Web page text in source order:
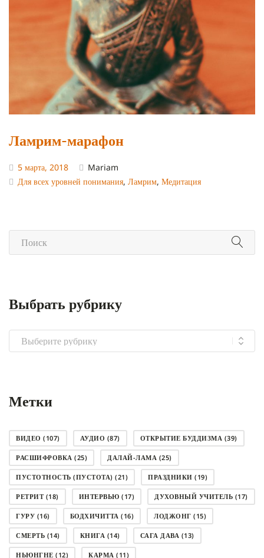
Ламрим-марафон
5 марта, 2018
Mariam
Для всех уровней понимания, Ламрим, Медитация
Выбрать рубрику
Выбрать
рубрику
Метки
ВИДЕО (107) АУДИО (87) ОТКРЫТИЕ БУДДИЗМА (39)
РАСШИФРОВКА (25) ДАЛАЙ-ЛАМА (25)
ПУСТОТНОСТЬ (ПУСТОТА) (21) ПРАЗДНИКИ (19)
РЕТРИТ(18) ИНТЕРВЬЮ (17) ДУХОВНЫЙ УЧИТЕЛЬ (17)
ГУРУ (16) БОДХИЧИТТА (16) ЛОДЖОНГ (15)
СМЕРТЬ (14) КНИГА (14) САГА ДАВА (13)
НЬЮНГНЕ (12) КАРМА (11)